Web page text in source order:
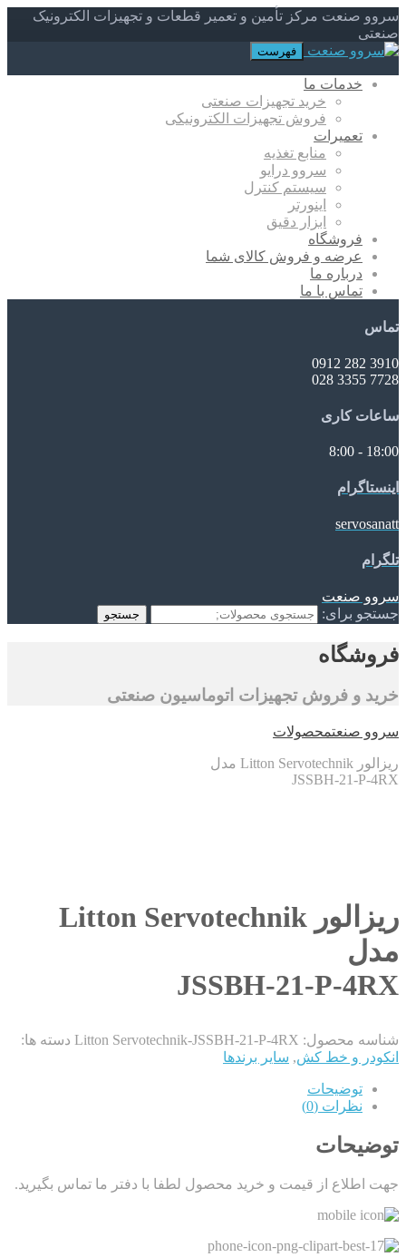
سروو صنعت مرکز تأمین و تعمیر قطعات و تجهیزات الکترونیک
صنعتی
فهرست
خدمات ما
خرید تجهیزات صنعتی
فروش تجهیزات الکترونیکی
تعمیرات
منابع تغذیه
سروو درایو
سیستم کنترل
اینورتر
ابزار دقیق
فروشگاه
عرضه و فروش کالای شما
درباره ما
تماس با ما
تماس
3910 282 0912
7728 3355 028
ساعات کاری
18:00 - 8:00
اینستاگرام
servosanatt
تلگرام
سروو صنعت
جستجو برای:
جستجو
فروشگاه
خرید و فروش تجهیزات اتوماسیون صنعتی
سروو صنعتمحصولات
ریزالور Litton Servotechnik مدل
JSSBH-21-P-4RX
ریزالور Litton Servotechnik
مدل
JSSBH-21-P-4RX
شناسه محصول: Litton Servotechnik-JSSBH-21-P-4RX دسته ها:
انکودر و خط کش, سایر برندها
توضیحات
نظرات (0)
توضیحات
جهت اطلاع از قیمت و خرید محصول لطفا با دفتر ما تماس بگیرید.